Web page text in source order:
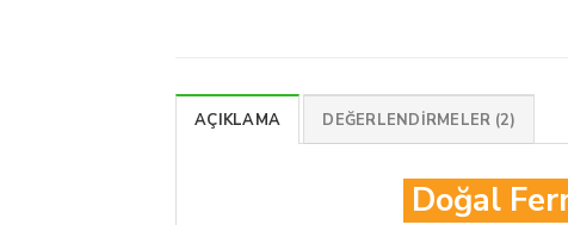
AÇIKLAMA DEĞERLENDIRMELER (2)
Doğal